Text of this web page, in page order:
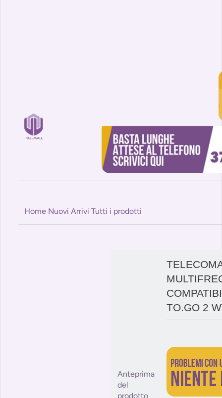
Home Nuovi Arrivi Tutti i prodotti
Anteprima
del
prodotto
TO.GO 2